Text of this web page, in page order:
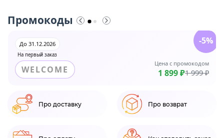
Промокоды
На первый заказ
До 31.12.2026
WELCOME
Цена с промокодом
1 899 ₽1 999 ₽
-5%
Про доставку Про возврат